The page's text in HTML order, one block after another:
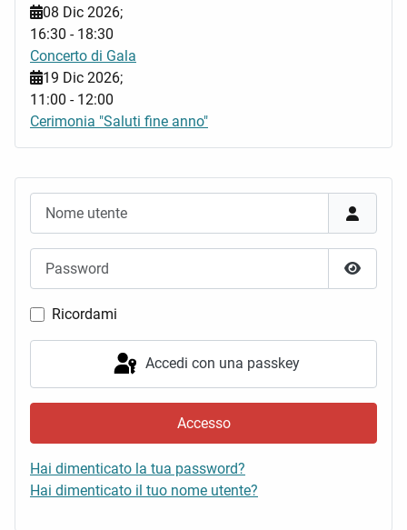
Mostra
Ricordami
Accedi con una passkey
Accesso
Hai dimenticato la tua password?
Hai dimenticato il tuo nome utente?
08 Dic 2026;
16:30 - 18:30
Concerto di Gala
19 Dic 2026;
11:00 - 12:00
Cerimonia "Saluti fine anno"